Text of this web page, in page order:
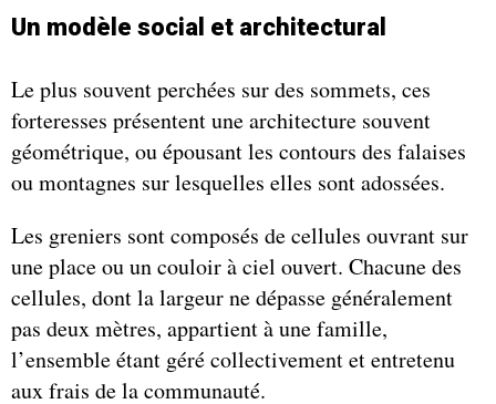
Un modèle social et architectural
Le plus souvent perchées sur des sommets, ces
forteresses présentent une architecture souvent
géométrique, ou épousant les contours des falaises
ou montagnes sur lesquelles elles sont adossées.
Les greniers sont composés de cellules ouvrant sur
une place ou un couloir à ciel ouvert. Chacune des
cellules, dont la largeur ne dépasse généralement
pas deux mètres, appartient à une famille,
l’ensemble étant géré collectivement et entretenu
aux frais de la communauté.